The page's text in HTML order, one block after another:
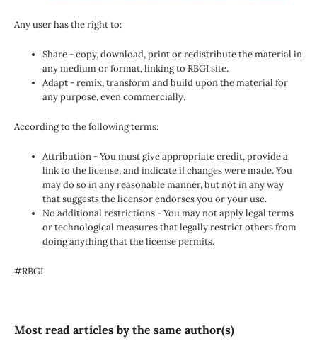
Any user has the right to:
Share - copy, download, print or redistribute the material in
any medium or format, linking to RBGI site.
Adapt - remix, transform and build upon the material for
any purpose, even commercially.
According to the following terms:
Attribution - You must give appropriate credit, provide a
link to the license, and indicate if changes were made. You
may do so in any reasonable manner, but not in any way
that suggests the licensor endorses you or your use.
No additional restrictions - You may not apply legal terms
or technological measures that legally restrict others from
doing anything that the license permits.
#RBGI
Most read articles by the same author(s)